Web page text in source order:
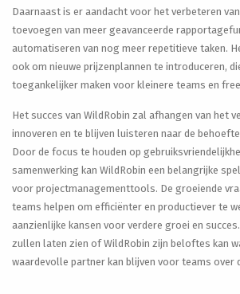
Daarnaast is er aandacht voor het verbeteren
toevoegen van meer geavanceerde
automatiseren van nog meer repetitieve taken.
ook om nieuwe prijzenplannen te introduceren,
toegankelijker maken voor kleinere teams en
Het succes van WildRobin zal afhangen van het
innoveren en te blijven luisteren naar de
Door de focus te houden op
samenwerking kan WildRobin een belangrijke
voor projectmanagementtools. De groeiende
teams helpen om efficiënter en productiever te
aanzienlijke kansen voor verdere groei en
zullen laten zien of WildRobin zijn beloftes kan
waardevolle partner kan blijven voor teams over